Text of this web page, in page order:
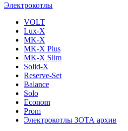
Электрокотлы
VOLT
Lux-X
MK-X
MK-X Plus
MK-X Slim
Solid-X
Reserve-Set
Balance
Solo
Econom
Prom
Электрокотлы ЗОТА архив